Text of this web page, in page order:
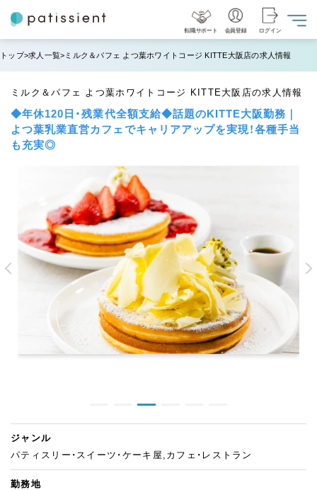
転職サポート 会員登録 ログイン
トップ 求人一覧 ミルク＆パフェ よつ葉ホワイトコージ KITTE大阪店の求人情報
ミルク＆パフェ よつ葉ホワイトコージ KITTE大阪店の求人情報
◆年休120日・残業代全額支給◆話題のKITTE大阪勤務｜
よつ葉乳業直営カフェでキャリアアップを実現！各種手当
も充実◎
ジャンル
パティスリー・スイーツ・ケーキ屋,カフェ・レストラン
勤務地